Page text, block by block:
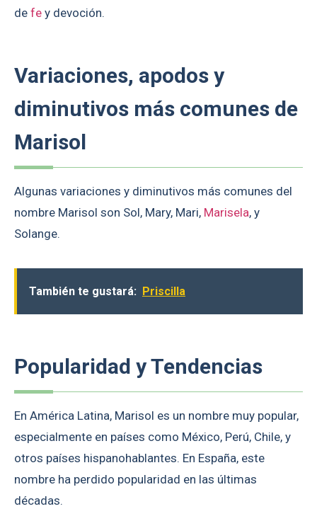
de fe y devoción.
Variaciones, apodos y
diminutivos más comunes de
Marisol
Algunas variaciones y diminutivos más comunes del
nombre Marisol son Sol, Mary, Mari, Marisela, y
Solange.
También te gustará: Priscilla
Popularidad y Tendencias
En América Latina, Marisol es un nombre muy popular,
especialmente en países como México, Perú, Chile, y
otros países hispanohablantes. En España, este
nombre ha perdido popularidad en las últimas
décadas.